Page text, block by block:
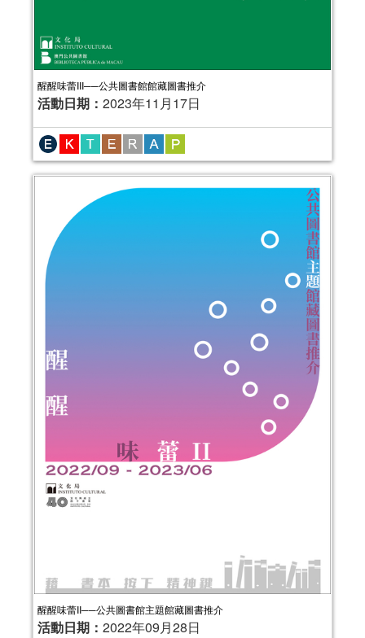
醒醒味蕾III──公共圖書館館藏圖書推介
活動日期： 2023年11月17日
醒醒味蕾II──公共圖書館主題館藏圖書推介
活動日期： 2022年09月28日